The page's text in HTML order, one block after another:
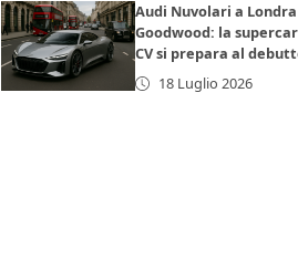
Audi Nuvolari a
Goodwood: la
CV si prepara al
18 Luglio 2026